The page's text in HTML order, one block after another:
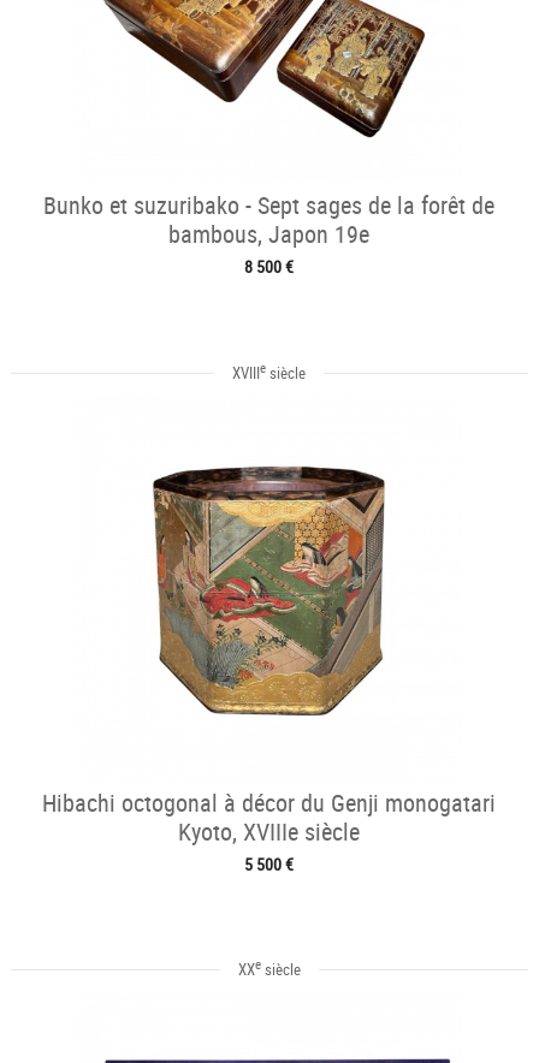
Bunko et suzuribako - Sept sages de la forêt de
bambous, Japon 19e
8 500 €
XVIIIe siècle
Hibachi octogonal à décor du Genji monogatari
Kyoto, XVIIIe siècle
5 500 €
XXesiècle